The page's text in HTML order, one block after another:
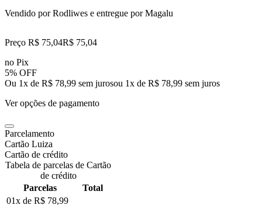
Vendido porRodliwes e entregue por Magalu
Preço R$ 75,04R$ 75,04
no Pix
5% OFF
Ou 1x de R$ 78,99 sem jurosou 1x de R$ 78,99 sem juros
Ver opções de pagamento
Parcelamento
Cartão Luiza
Cartão de crédito
Tabela de parcelas de Cartão
de crédito
Parcelas
Total
01x de R$ 78,99